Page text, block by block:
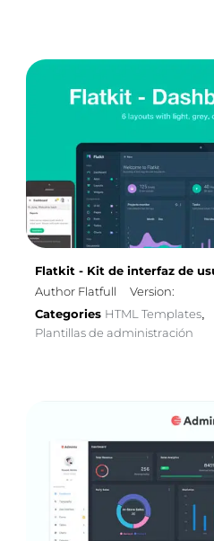
Flatkit - Kit de interfaz de
Author Flatfull
Version:
Categories HTML Templates,
Plantillas de administración